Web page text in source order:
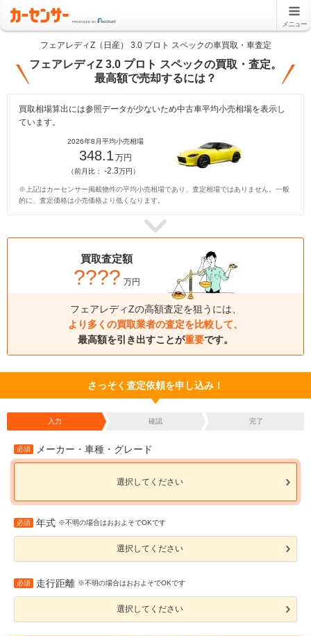
メニュー
フェアレディZ（日産） 3.0 プロト スペックの車買取・車査定
フェアレディZ 3.0 プロト スペックの買取・査定。
最高額で売却するには？
買取相場算出には参照データが少ないため中古車平均小売相場を表示し
ています。
2026年8月平均小売相場
348.1 万円
（前月比： -2.3万円）
※上記はカーセンサー掲載物件の平均小売相場であり、査定相場ではありません。一般
的に、査定価格は小売価格より低くなります。
買取査定額
???? 万円
フェアレディZの高額査定を狙うには、
より多くの買取業者の査定を比較して、
最高額を引き出すことが重要です。
さっそく査定依頼を申し込み！
入力 確認 完了
必須 メーカー・車種・グレード
選択してください
必須 年式 ※不明の場合はおおよそでOKです
選択してください
必須 走行距離 ※不明の場合はおおよそでOKです
選択してください